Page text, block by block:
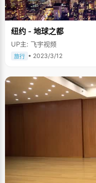
纽约 - 地球之都
UP主: 飞宇视频
旅行 • 2023/3/12